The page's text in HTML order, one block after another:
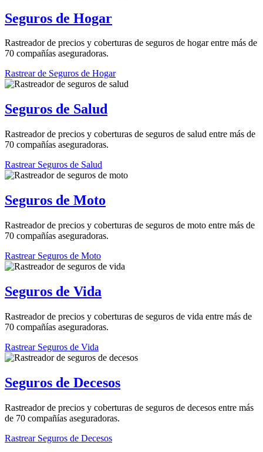
Seguros de Hogar
Rastreador de precios y coberturas de seguros de hogar entre más de
70 compañías aseguradoras.
Rastrear de Seguros de Hogar
Seguros de Salud
Rastreador de precios y coberturas de seguros de salud entre más de
70 compañías aseguradoras.
Rastrear Seguros de Salud
Seguros de Moto
Rastreador de precios y coberturas de seguros de moto entre más de
70 compañías aseguradoras.
Rastrear Seguros de Moto
Seguros de Vida
Rastreador de precios y coberturas de seguros de vida entre más de
70 compañías aseguradoras.
Rastrear Seguros de Vida
Seguros de Decesos
Rastreador de precios y coberturas de seguros de decesos entre más
de 70 compañías aseguradoras.
Rastrear Seguros de Decesos